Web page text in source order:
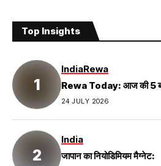
Top Insights
IndiaRewa
Rewa Today: आज की 5
24 JULY 2026
India
जापान का नियोडिमियम मैग्नेट: